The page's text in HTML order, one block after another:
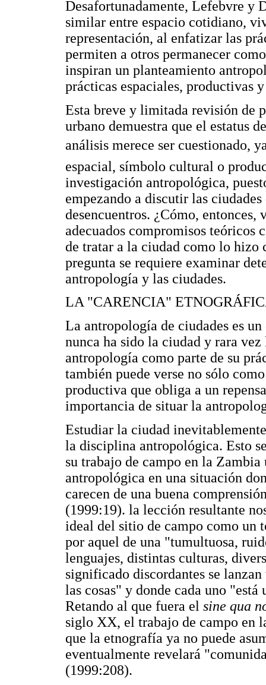
Desafortunadamente, Lefebvre y
similar entre espacio cotidiano,
representación, al enfatizar las
permiten a otros permanecer
inspiran un planteamiento
prácticas espaciales, productivas
Esta breve y limitada revisión de
urbano demuestra que el estatus
análisis merece ser cuestionado,
espacial, símbolo cultural o
investigación antropológica,
empezando a discutir las
desencuentros. ¿Cómo,
adecuados compromisos teóricos
de tratar a la ciudad como lo hizo
pregunta se requiere examinar
antropología y las ciudades.
LA "CARENCIA"
La antropología de ciudades es
nunca ha sido la ciudad y rara
antropología como parte de su
también puede verse no sólo
productiva que obliga a un
importancia de situar la
Estudiar la ciudad
la disciplina antropológica. Esto
su trabajo de campo en la
antropológica en una situación
carecen de una buena
(1999:19). la lección resultante
ideal del sitio de campo como un
por aquel de una "tumultuosa,
lenguajes, distintas culturas,
significado discordantes se
las cosas" y donde cada uno
Retando al que fuera el sine qua
siglo XX, el trabajo de campo en
que la etnografía ya no puede
eventualmente revelará
(1999:208).